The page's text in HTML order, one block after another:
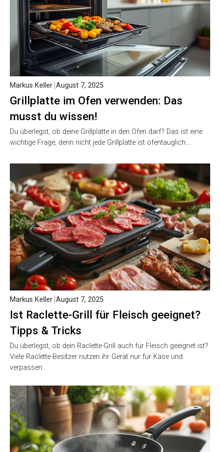
Grillplatte im Ofen verwenden: Das
musst du wissen!
Markus Keller August 7, 2025
Du überlegst, ob deine Grillplatte in den Ofen darf? Das ist eine
wichtige Frage, denn nicht jede Grillplatte ist ofentauglich….
Ist Raclette-Grill für Fleisch geeignet?
Tipps & Tricks
Markus Keller August 7, 2025
Du überlegst, ob dein Raclette-Grill auch für Fleisch geeignet ist?
Viele Raclette-Besitzer nutzen ihr Gerät nur für Käse und
verpassen…